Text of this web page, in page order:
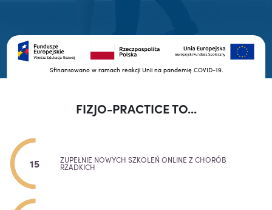
Sfinansowano w ramach reakcji Unii na pandemię COVID-19.
FIZJO-PRACTICE TO...
15 ZUPEŁNIE NOWYCH SZKOLEŃ ONLINE Z CHORÓB
RZADKICH